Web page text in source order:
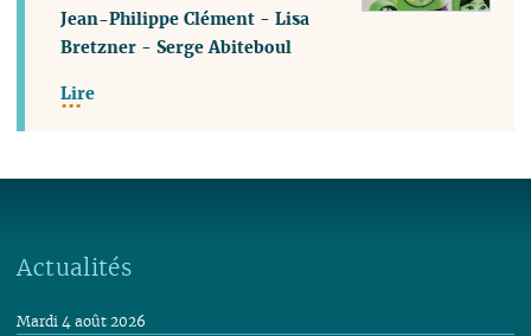
Jean-Philippe Clément -Lisa
Bretzner -Serge Abiteboul
Lire
Actualités
Mardi 4 août 2026